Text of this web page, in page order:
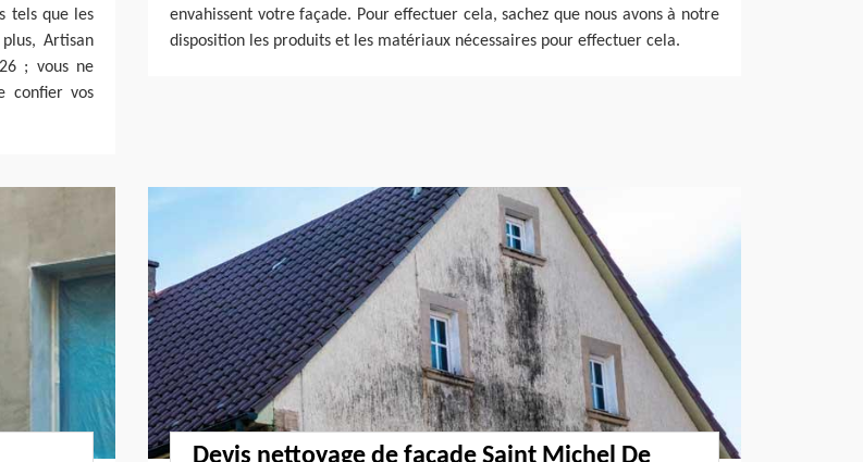
tels que les
Artisan
; vous ne
confier vos
envahissent votre façade. Pour effectuer cela, sachez que nous avons à notre
disposition les produits et les matériaux nécessaires pour effectuer cela.